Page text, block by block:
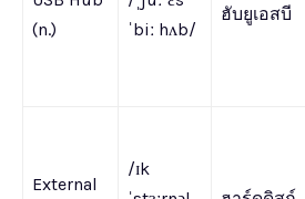
(n.)
ˈbiː hʌb/
ฮับยูเอสบี
External
/ɪk